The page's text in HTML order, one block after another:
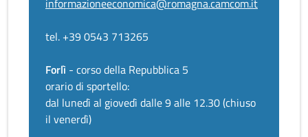
informazioneeconomica@romagna.camcom.it
tel. +39 0543 713265
Forlì - corso della Repubblica 5
orario di sportello:
dal lunedì al giovedì dalle 9 alle 12.30 (chiuso
il venerdì)